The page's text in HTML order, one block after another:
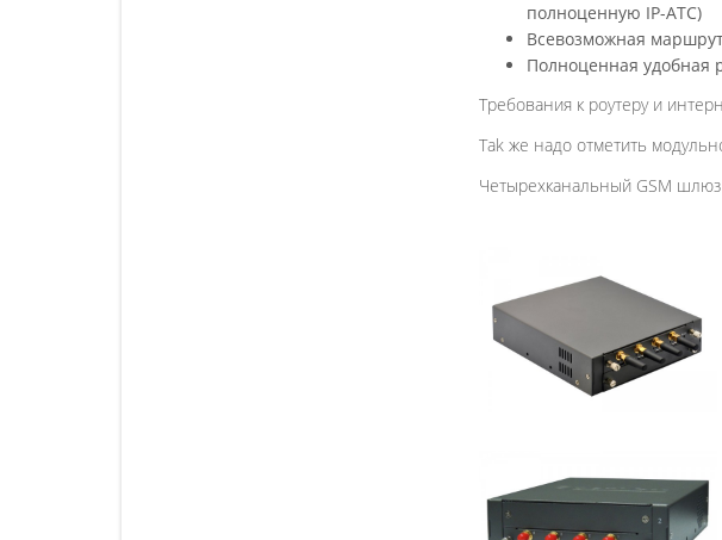
полноценную IP-АТС)
Всевозможная
Полноценная удобная
Требования к роутеру и
Tak же надо отметить
Четырехканальный GSM шлюз